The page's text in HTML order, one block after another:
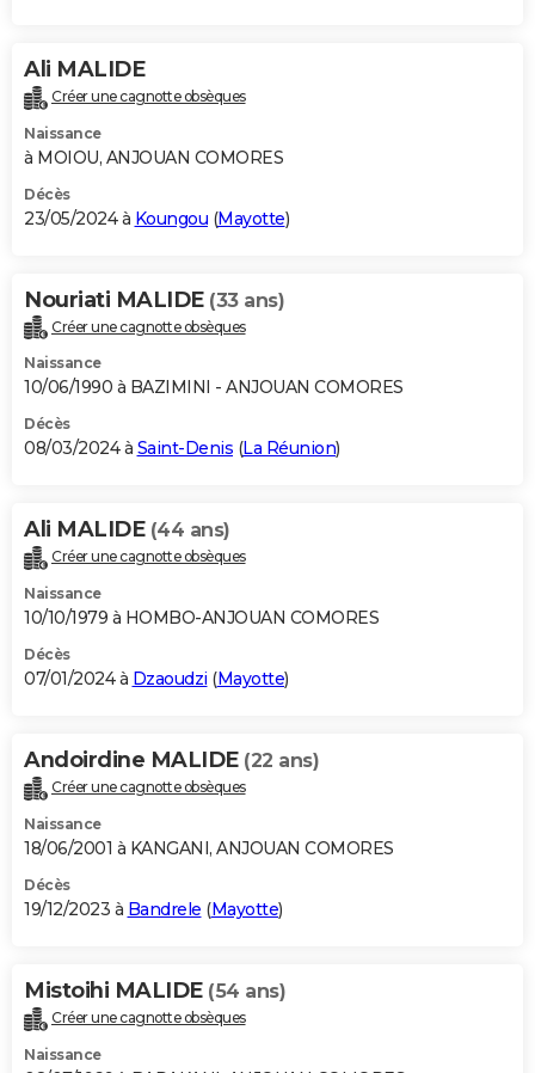
Ali MALIDE
Créer une cagnotte obsèques
Naissance
à MOIOU, ANJOUAN COMORES
Décès
23/05/2024 à Koungou (Mayotte)
Nouriati MALIDE (33 ans)
Créer une cagnotte obsèques
Naissance
10/06/1990 à BAZIMINI - ANJOUAN COMORES
Décès
08/03/2024 à Saint-Denis (La Réunion)
Ali MALIDE (44 ans)
Créer une cagnotte obsèques
Naissance
10/10/1979 à HOMBO-ANJOUAN COMORES
Décès
07/01/2024 à Dzaoudzi (Mayotte)
Andoirdine MALIDE (22 ans)
Créer une cagnotte obsèques
Naissance
18/06/2001 à KANGANI, ANJOUAN COMORES
Décès
19/12/2023 à Bandrele (Mayotte)
Mistoihi MALIDE (54 ans)
Créer une cagnotte obsèques
Naissance